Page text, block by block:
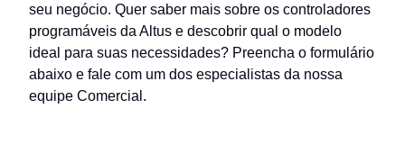
seu negócio. Quer saber mais sobre os controladores
programáveis da Altus e descobrir qual o modelo
ideal para suas necessidades? Preencha o formulário
abaixo e fale com um dos especialistas da nossa
equipe Comercial.